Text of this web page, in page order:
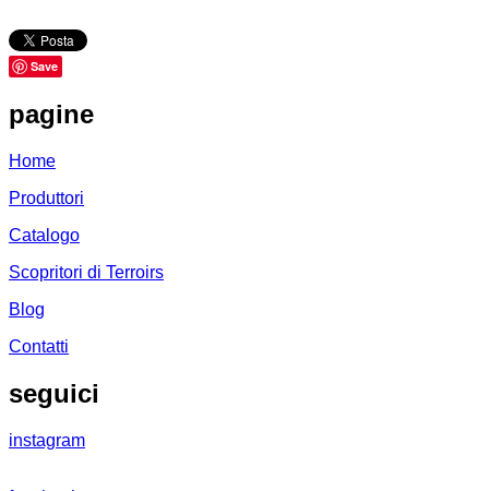
Save
pagine
Home
Produttori
Catalogo
Scopritori di Terroirs
Blog
Contatti
seguici
instagram